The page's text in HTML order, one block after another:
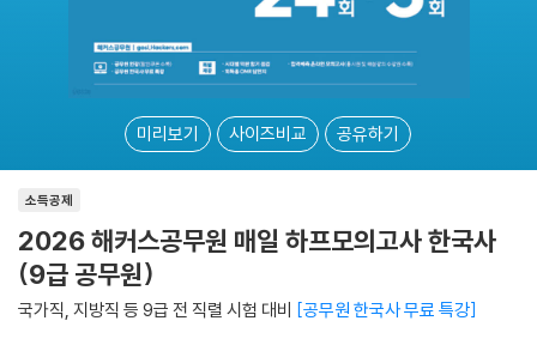
미리보기 사이즈비교 공유하기
소득공제
2026 해커스공무원 매일 하프모의고사 한국사
(9급 공무원)
국가직, 지방직 등 9급 전 직렬 시험 대비 공무원 한국사 무료 특강